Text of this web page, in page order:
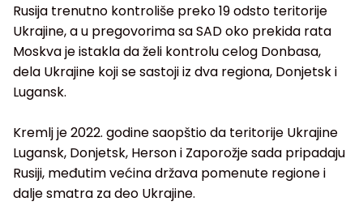
Rusija trenutno kontroliše preko 19 odsto teritorije
Ukrajine, a u pregovorima sa SAD oko prekida rata
Moskva je istakla da želi kontrolu celog Donbasa,
dela Ukrajine koji se sastoji iz dva regiona, Donjetsk i
Lugansk.
Kremlj je 2022. godine saopštio da teritorije Ukrajine
Lugansk, Donjetsk, Herson i Zaporožje sada pripadaju
Rusiji, međutim većina država pomenute regione i
dalje smatra za deo Ukrajine.